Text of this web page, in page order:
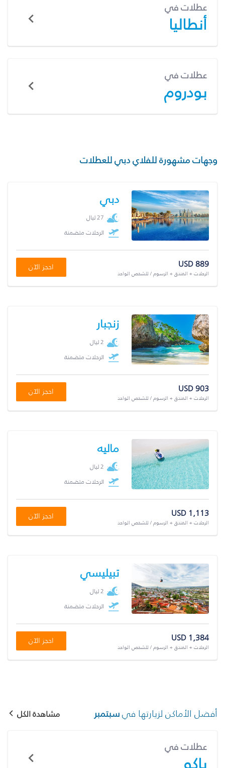
عطلات في
أنطاليا
عطلات في
بودروم
وجهات مشهورة للفلاي دبي للعطلات
دبي
27 ليال
الرحلات متضمنة
USD 889
الرحلات + الفندق + الرسوم / للشخص الواحد
احجز الآن
زنجبار
2 ليال
الرحلات متضمنة
USD 903
الرحلات + الفندق + الرسوم / للشخص الواحد
احجز الآن
ماليه
2 ليال
الرحلات متضمنة
USD 1,113
الرحلات + الفندق + الرسوم / للشخص الواحد
احجز الآن
تبيليسي
2 ليال
الرحلات متضمنة
USD 1,384
الرحلات + الفندق + الرسوم / للشخص الواحد
احجز الآن
أفضل الأماكن لزيارتها فيسبتمبر مشاهدة الكل
عطلات في